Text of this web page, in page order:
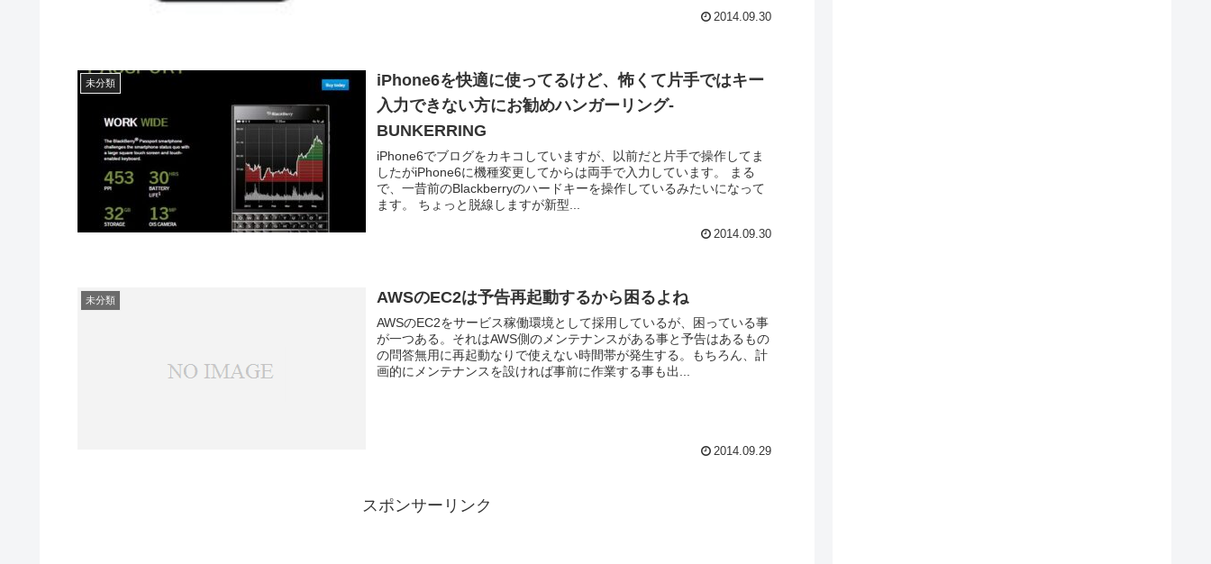
2014.09.30
未分類
iPhone6を快適に使ってるけど、怖くて片手ではキー
入力できない方にお勧めハンガーリング-
BUNKERRING
iPhone6でブログをカキコしていますが、以前だと片手で操作してま
したがiPhone6に機種変更してからは両手で入力しています。 まる
で、一昔前のBlackberryのハードキーを操作しているみたいになって
ます。 ちょっと脱線しますが新型...
2014.09.30
未分類 AWSのEC2は予告再起動するから困るよね
AWSのEC2をサービス稼働環境として採用しているが、困っている事
が一つある。それはAWS側のメンテナンスがある事と予告はあるもの
の問答無用に再起動なりで使えない時間帯が発生する。もちろん、計
画的にメンテナンスを設ければ事前に作業する事も出...
2014.09.29
スポンサーリンク